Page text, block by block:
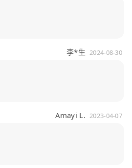
李*生 2024-08-30
Amayi L. 2023-04-07